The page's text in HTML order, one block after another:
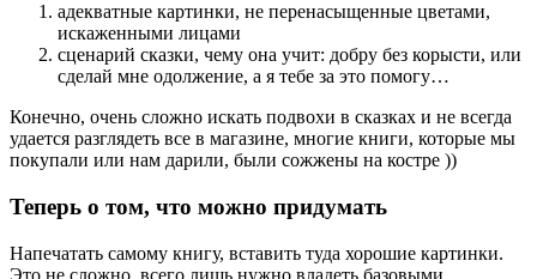
адекватные картинки, не перенасыщенные цветами,
искаженными лицами
сценарий сказки, чему она учит: добру без корысти, или
сделай мне одолжение, а я тебе за это помогу…
Конечно, очень сложно искать подвохи в сказках и не всегда
удается разглядеть все в магазине, многие книги, которые мы
покупали или нам дарили, были сожжены на костре ))
Теперь о том, что можно придумать
Напечатать самому книгу, вставить туда хорошие картинки.
Это не сложно, всего лишь нужно владеть базовыми